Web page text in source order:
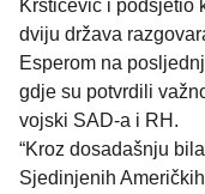
Krstičević i podsjetio
dviju država
Esperom na
gdje su potvrdili
vojski SAD-a i RH.
“Kroz dosadašnju
Sjedinjenih